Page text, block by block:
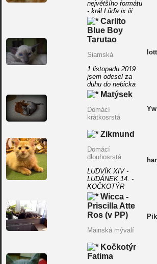
největšího formátu
- král Lůďa ix iii
Carlito
Blue Boy
Tarutao
Siamská
1 listopadu 2019
jsem odesel za
duhu do nebicka
Matýsek
Domácí
krátkosrstá
Zikmund
Domácí
dlouhosrstá
LUDVÍK XIV -
LUDÁNEK 14. -
KOČKOTÝR
Wicca -
Priscilla Atte
Ros (v PP)
Mainská mývalí
Kočkotýr
Fatima